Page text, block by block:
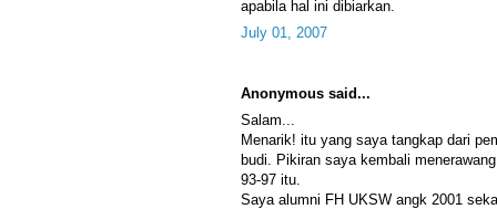
apabila hal ini dibiarkan.
July 01, 2007
Anonymous said...
Salam...
Menarik! itu yang saya tangkap dari
budi. Pikiran saya kembali
93-97 itu.
Saya alumni FH UKSW angk 2001